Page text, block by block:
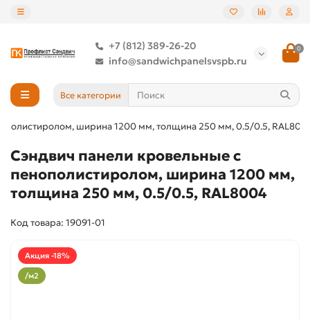
+7 (812) 389-26-20
info@sandwichpanelsvspb.ru
0
Все категории
ширина 1200 мм, толщина 250 мм, 0.5/0.5,
Сэндвич панели кровельные с
пенополистиролом, ширина 1200 мм,
толщина 250 мм, 0.5/0.5, RAL8004
Код товара: 19091-01
Акция -18%
/м2